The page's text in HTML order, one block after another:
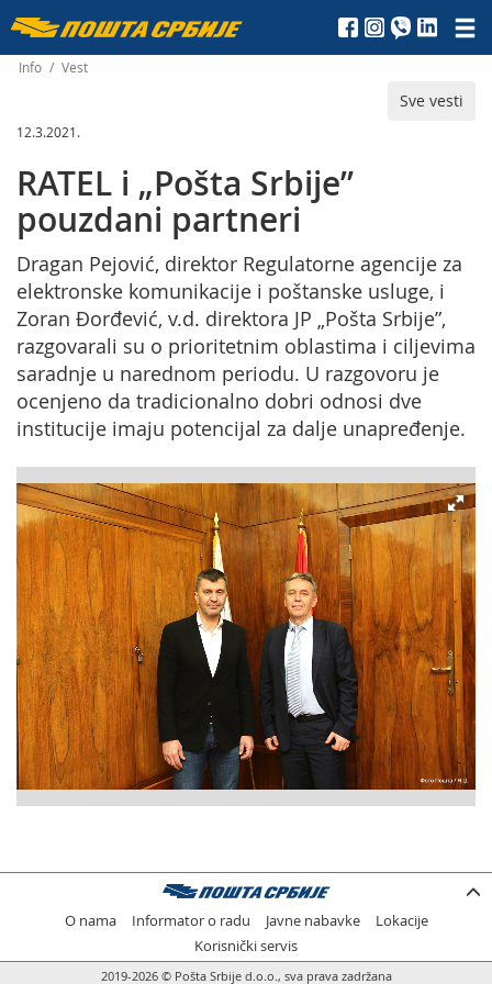
Пошта
Србије
д.о.о.
Info / Vest
Sve vesti
12.3.2021.
RATEL i „Pošta Srbije”
pouzdani partneri
Dragan Pejović, direktor Regulatorne agencije za
elektronske komunikacije i poštanske usluge, i
Zoran Đorđević, v.d. direktora JP „Pošta Srbije”,
razgovarali su o prioritetnim oblastima i ciljevima
saradnje u narednom periodu. U razgovoru je
ocenjeno da tradicionalno dobri odnosi dve
institucije imaju potencijal za dalje unapređenje.
O nama Informator o radu Javne nabavke
Lokacije
Korisnički servis
2019-2026 © Pošta Srbije d.o.o., sva prava zadržana